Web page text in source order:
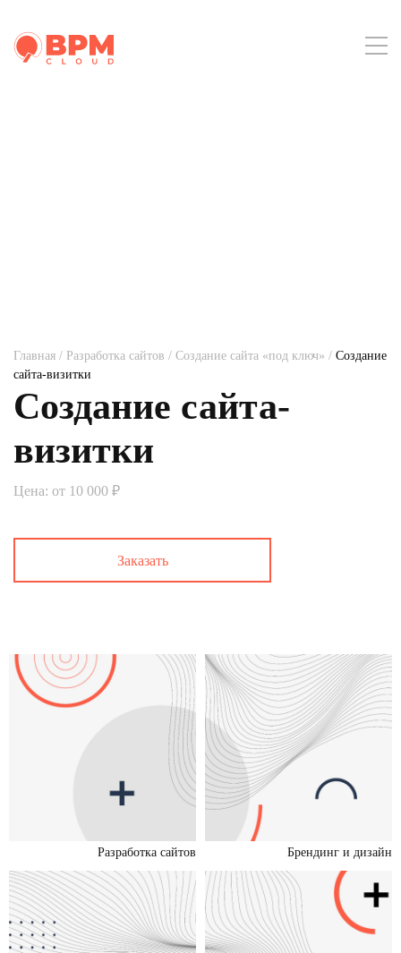
Главная / Разработка сайтов / Создание сайта «под ключ» / Создание
сайта-визитки
Создание сайта-
визитки
Цена: от 10 000 ₽
Заказать
Разработка сайтов Брендинг и дизайн